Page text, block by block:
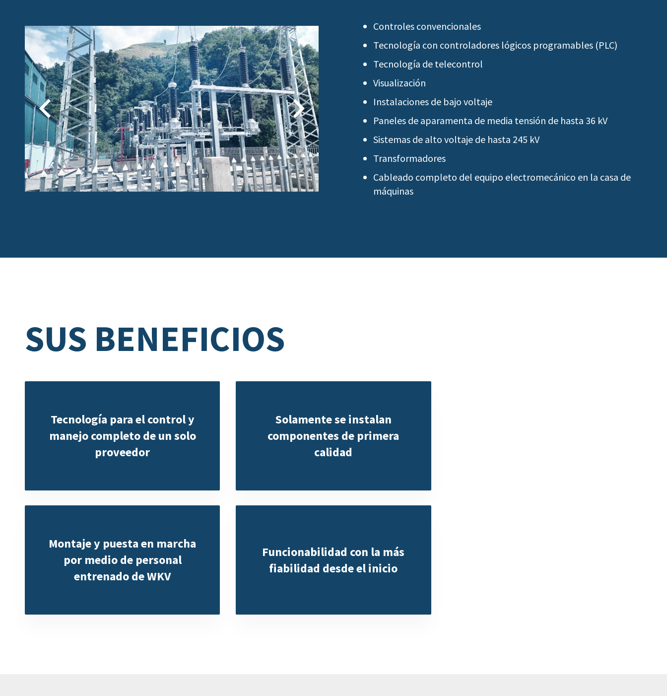
Controles convencionales
Tecnología con controladores lógicos programables (PLC)
Tecnología de telecontrol
Visualización
Instalaciones de bajo voltaje
Paneles de aparamenta de media tensión de hasta 36 kV
Sistemas de alto voltaje de hasta 245 kV
Transformadores
Cableado completo del equipo electromecánico en la casa de
máquinas
SUS BENEFICIOS
Tecnología para el control y
manejo completo de un solo
proveedor
Solamente se instalan
componentes de primera
calidad
Montaje y puesta en marcha
por medio de personal
entrenado de WKV
Funcionabilidad con la más
fiabilidad desde el inicio